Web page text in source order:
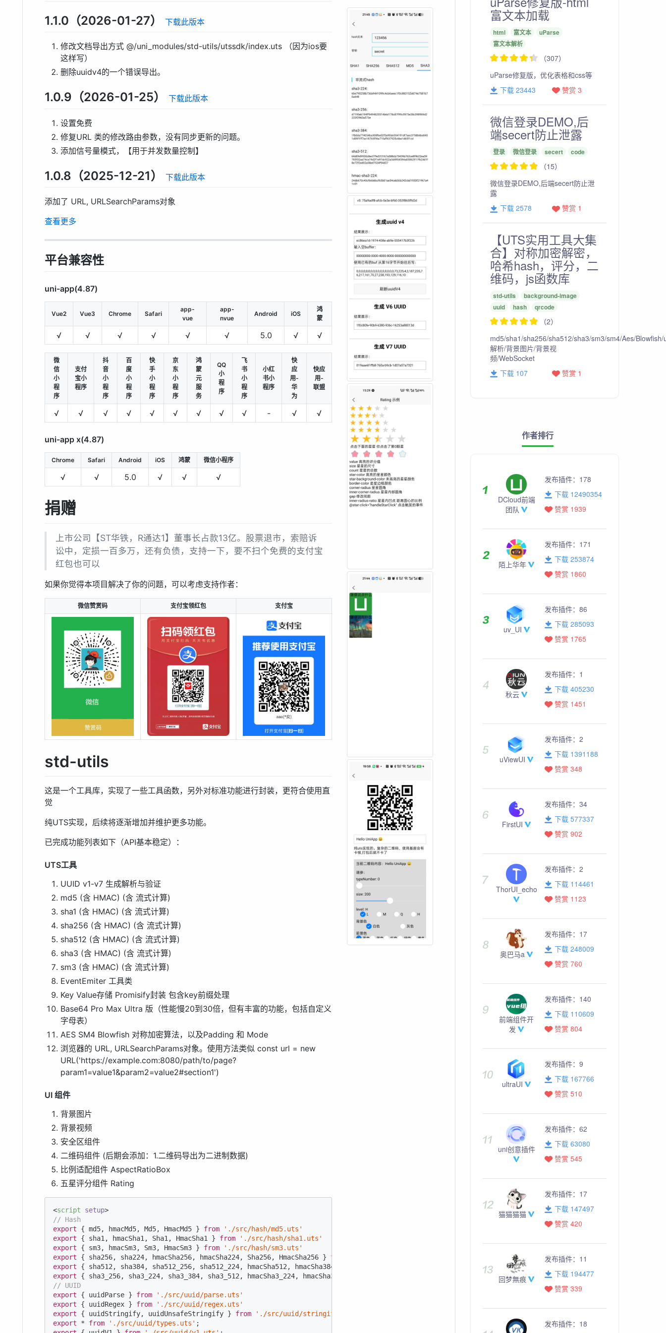
1.1.0（2026-01-27） 下载此版本
修改文档导出方式 @/uni_modules/std-utils/utssdk/index.uts （因为ios要
这样写）
删除uuidv4的一个错误导出。
1.0.9（2026-01-25） 下载此版本
设置免费
修复URL 类的修改路由参数，没有同步更新的问题。
添加信号量模式，【用于并发数量控制】
1.0.8（2025-12-21） 下载此版本
添加了 URL, URLSearchParams对象
查看更多
平台兼容性
uni-app(4.87)
Vue2 Vue3 Chrome Safari
app-
vue
app-
nvue
Android iOS
鸿
蒙
√ √ √ √ √ √ 5.0 √ √
微
信
小
程
序
支付
宝小
程序
抖
音
小
程
序
百
度
小
程
序
快
手
小
程
序
京
东
小
程
序
鸿
蒙
元
服
务
QQ
小
程
序
飞
书
小
程
序
小红
书小
程序
快
应
用-
华
为
快应
用-
联盟
√ √ √ √ √ √ √ √ √ - √ √
uni-app x(4.87)
Chrome Safari Android iOS 鸿蒙 微信小程序
√ √ 5.0 √ √ √
捐赠
上市公司【ST华铁，R通达1】董事长占款13亿。股票退市，索赔诉
讼中，定损一百多万，还有负债，支持一下，要不扫个免费的支付宝
红包也可以
如果你觉得本项目解决了你的问题，可以考虑支持作者：
微信赞赏码 支付宝领红包 支付宝
std-utils
这是一个工具库，实现了一些工具函数，另外对标准功能进行封装，更符合使用直
觉
纯UTS实现，后续将逐渐增加并维护更多功能。
已完成功能列表如下（API基本稳定）：
UTS工具
UUID v1-v7 生成解析与验证
md5 (含 HMAC) (含 流式计算)
sha1 (含 HMAC) (含 流式计算)
sha256 (含 HMAC) (含 流式计算)
sha512 (含 HMAC) (含 流式计算)
sha3 (含 HMAC) (含 流式计算)
sm3 (含 HMAC) (含 流式计算)
EventEmiter 工具类
Key Value存储 Promisify封装 包含key前缀处理
Base64 Pro Max Ultra 版（性能慢20到30倍，但有丰富的功能，包括自定义
字母表）
AES SM4 Blowfish 对称加密算法，以及Padding 和 Mode
浏览器的 URL, URLSearchParams对象。使用方法类似 const url = new
URL('https://example.com:8080/path/to/page?
param1=value1&param2=value2#section1')
UI 组件
背景图片
背景视频
安全区组件
二维码组件 (后期会添加：1.二维码导出为二进制数据)
比例适配组件 AspectRatioBox
五星评分组件 Rating
<script setup>
// Hash
export { md5, hmacMd5, Md5, HmacMd5 } from
'./src/hash/md5.uts'
export { sha1, hmacSha1, Sha1, HmacSha1 } from
'./src/hash/sha1.uts'
export { sm3, hmacSm3, Sm3, HmacSm3 } from
'./src/hash/sm3.uts'
export { sha256, sha224, hmacSha256, hmacSha224, Sha256, HmacSha256 } from
export { sha512, sha384, sha512_256, sha512_224, hmacSha512, hmacSha384, hmacSha512_256, hmacSha512_224, Sha512, HmacSha512 }
export { sha3_256, sha3_224, sha3_384, sha3_512, hmacSha3_224, hmacSha3_256, hmacSha3_384, hmacSha3_512, Sha3, HmacSha3 } from
'./src/hash/sha3.uts'
// UUID
export { uuidParse } from
'./src/uuid/parse.uts'
export { uuidRegex } from
'./src/uuid/regex.uts'
export { uuidStringify, uuidUnsafeStringify } from
'./src/uuid/stringify.uts'
export * from './src/uuid/types.uts'
富文本加载
html 富文本
uParse
富文本解析
（307）
uParse修复版，优化表格和css等
下载 23443
赞赏 3
微信登录DEMO,后
端secert防止泄露
登录 微信登录 secert code
（15）
微信登录DEMO,后端secert防止泄
露
下载 2578
赞赏 1
【UTS实用工具大集
合】对称加密解密，
哈希hash，评分，二
维码，js函数库
std-utils
background-image
uuid
hash qrcode
（2）
md5/sha1/sha256/sha512/sha3/sm3/sm4/Aes/
解析/背景图片/背景视
频/WebSocket
下载 107
赞赏 1
作者排行
DCloud前端
团队
发布插件： 178
下载 12490354
赞赏 1939
陌上华年
发布插件： 171
下载 253874
赞赏 1860
uv_UI
发布插件： 86
下载 285093
赞赏 1765
秋云
发布插件： 1
下载 405230
赞赏 1451
uViewUI
发布插件： 2
下载 1391188
赞赏 348
FirstUI
发布插件： 34
下载 577337
赞赏 902
ThorUI_echo
发布插件： 2
下载 114461
赞赏 1123
奥巴马a
发布插件： 17
下载 248009
赞赏 760
前端组件开
发
发布插件： 140
下载 110609
赞赏 804
ultraUI
发布插件： 9
下载 167766
赞赏 510
uni创意插件
发布插件： 62
下载 63080
赞赏 545
猫猫猫猫
发布插件： 17
下载 147497
赞赏 420
回梦無痕
发布插件： 11
下载 194477
赞赏 339
发布插件： 18